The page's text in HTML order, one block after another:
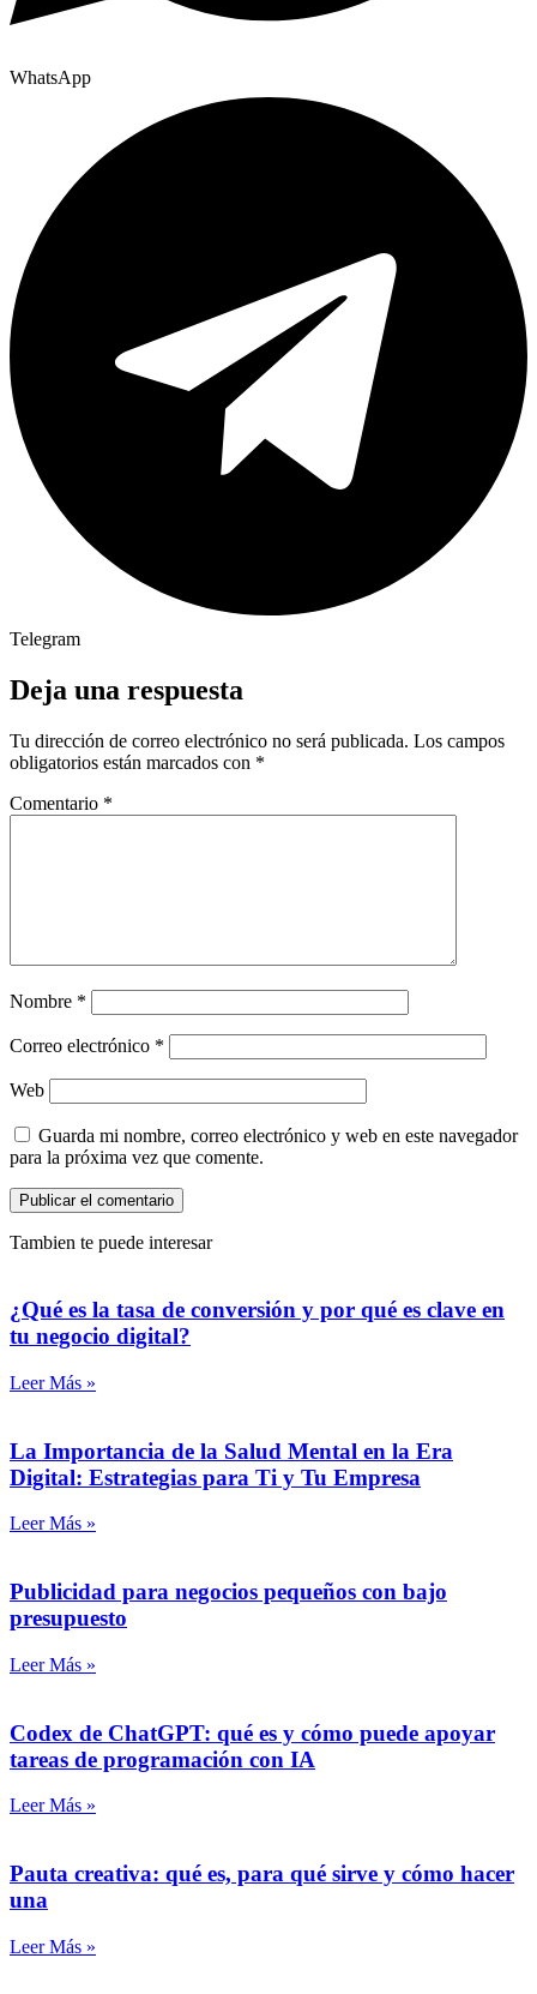
WhatsApp
Telegram
Deja una respuesta
Tu dirección de correo electrónico no será publicada. Los campos
obligatorios están marcados con *
Comentario *
Nombre *
Correo electrónico *
Web
Guarda mi nombre, correo electrónico y web en este navegador
para la próxima vez que comente.
Tambien te puede interesar
¿Qué es la tasa de conversión y por qué es clave en
tu negocio digital?
Leer Más »
La Importancia de la Salud Mental en la Era
Digital: Estrategias para Ti y Tu Empresa
Leer Más »
Publicidad para negocios pequeños con bajo
presupuesto
Leer Más »
Codex de ChatGPT: qué es y cómo puede apoyar
tareas de programación con IA
Leer Más »
Pauta creativa: qué es, para qué sirve y cómo hacer
una
Leer Más »